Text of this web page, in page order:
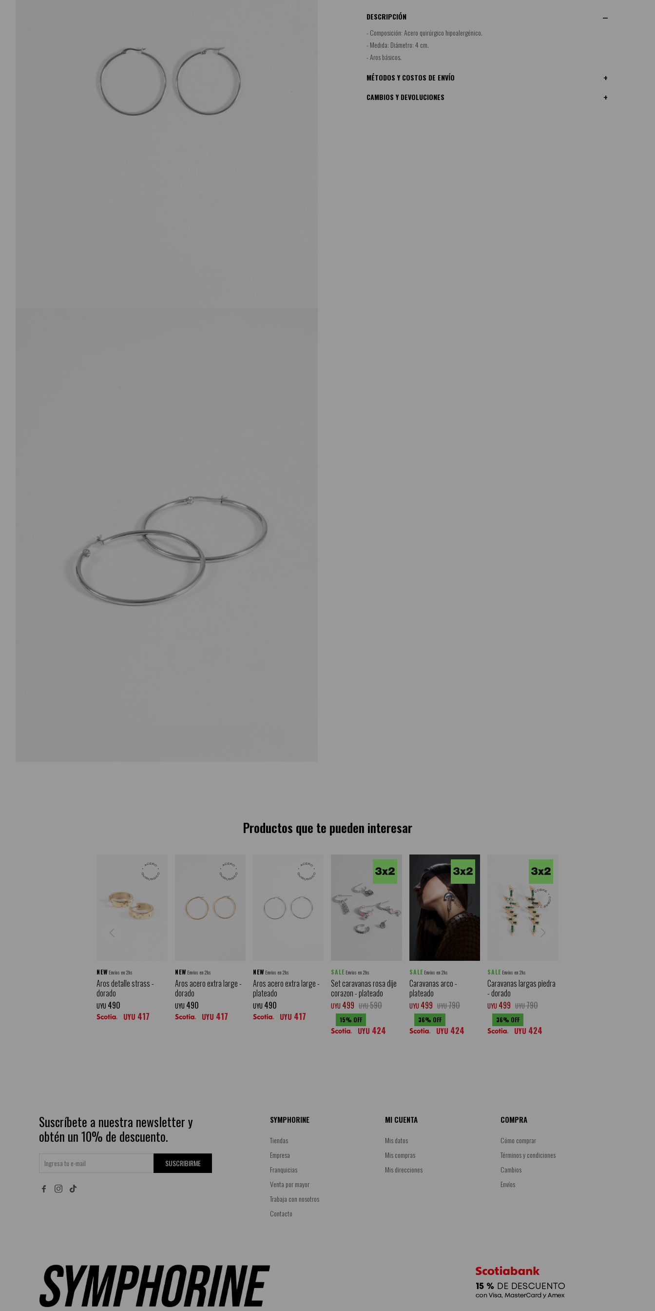
DESCRIPCIÓN
- Composición: Acero quirúrgico hipoalergénico.
- Medida: Diámetro: 4 cm.
- Aros básicos.
MÉTODOS Y COSTOS DE ENVÍO
CAMBIOS Y DEVOLUCIONES
Productos que te pueden interesar
NEW Envíos en 2hs
Aros detalle strass -
dorado
UYU 490
UYU 417
NEW Envíos en 2hs
Aros acero extra large -
dorado
UYU 490
UYU 417
NEW Envíos en 2hs
Aros acero extra large -
plateado
UYU 490
UYU 417
SALE Envíos en 2hs
Set caravanas rosa dije
corazon - plateado
UYU 499 UYU590
15
UYU 424
SALE Envíos en 2hs
Caravanas arco -
plateado
UYU 499 UYU790
36
UYU 424
SALE Envíos en 2hs
Caravanas largas piedra
- dorado
UYU 499 UYU790
36
UYU 424
Suscríbete a nuestra newsletter y
obtén un 10% de descuento.
SUSCRIBIRME
 
SYMPHORINE
Tiendas
Empresa
Franquicias
Venta por mayor
Trabaja con nosotros
Contacto
MI CUENTA
Mis datos
Mis compras
Mis direcciones
COMPRA
Cómo comprar
Términos y condiciones
Cambios
Envíos